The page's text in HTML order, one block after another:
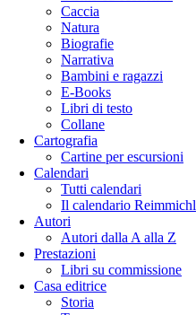
Caccia
Natura
Biografie
Narrativa
Bambini e ragazzi
E-Books
Libri di testo
Collane
Cartografia
Cartine per escursioni
Calendari
Tutti calendari
Il calendario Reimmichl
Autori
Autori dalla A alla Z
Prestazioni
Libri su commissione
Casa editrice
Storia